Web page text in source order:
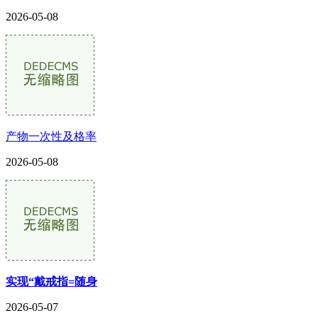
2026-05-08
产物一次性及格率
2026-05-08
实现“戴戒指=随身
2026-05-07